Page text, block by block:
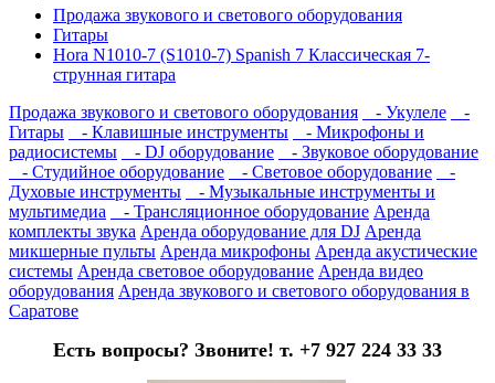
Продажа звукового и светового оборудования
Гитары
Hora N1010-7 (S1010-7) Spanish 7 Классическая 7-
струнная гитара
Продажа звукового и светового оборудования
- Укулеле
-
Гитары
- Клавишные инструменты
- Микрофоны и
радиосистемы
- DJ оборудование
- Звуковое оборудование
- Студийное оборудование
- Световое оборудование
-
Духовые инструменты
- Музыкальные инструменты и
мультимедиа
- Трансляционное оборудование Аренда
комплекты звука Аренда оборудование для DJ Аренда
микшерные пульты Аренда микрофоны Аренда акустические
системы Аренда световое оборудование Аренда видео
оборудования Аренда звукового и светового оборудования в
Саратове
Есть вопросы? Звоните! т. +7 927 224 33 33